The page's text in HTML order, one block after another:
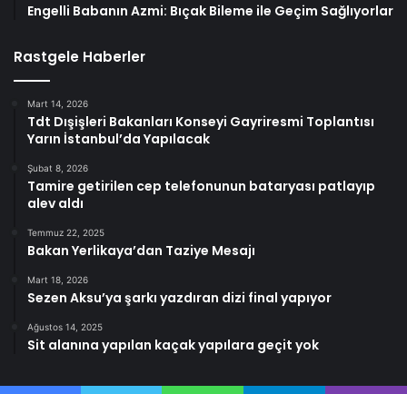
Engelli Babanın Azmi: Bıçak Bileme ile Geçim Sağlıyorlar
Rastgele Haberler
Mart 14, 2026
Tdt Dışişleri Bakanları Konseyi Gayriresmi Toplantısı
Yarın İstanbul’da Yapılacak
Şubat 8, 2026
Tamire getirilen cep telefonunun bataryası patlayıp
alev aldı
Temmuz 22, 2025
Bakan Yerlikaya’dan Taziye Mesajı
Mart 18, 2026
Sezen Aksu’ya şarkı yazdıran dizi final yapıyor
Ağustos 14, 2025
Sit alanına yapılan kaçak yapılara geçit yok